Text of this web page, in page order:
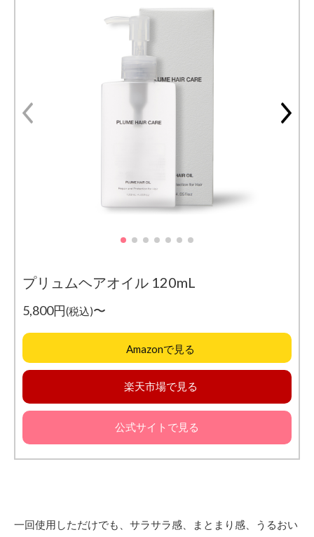
プリュムヘアオイル 120mL
5,800円(税込)〜
Amazonで見る
楽天市場で見る
公式サイトで見る
一回使用しただけでも、サラサラ感、まとまり感、うるおい